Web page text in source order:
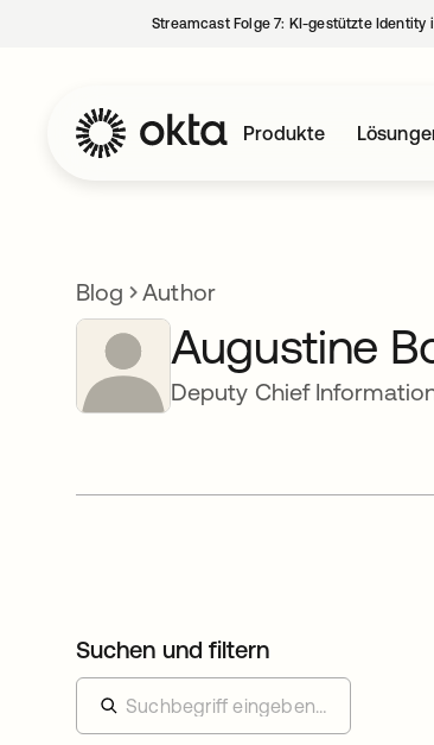
Streamcast Folge 7: KI-gestützte Identity
Produkte
Blog Author
Augustine
Deputy Chief
Suchen und filtern